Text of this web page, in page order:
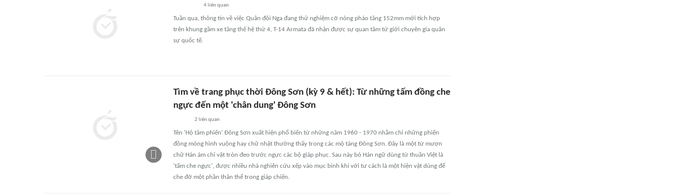
4 liên quan
Tuần qua, thông tin về việc Quân đội Nga đang thử nghiệm cỡ nòng pháo tăng 152mm mới tích hợp
trên khung gầm xe tăng thế hệ thứ 4, T-14 Armata đã nhận được sự quan tâm từ giới chuyên gia quân
sự quốc tế.
Tìm về trang phục thời Đông Sơn (kỳ 9 & hết): Từ những tấm đồng che
ngực đến một 'chân dung' Đông Sơn
2 liên quan
Tên 'Hộ tâm phiến' Đông Sơn xuất hiện phổ biến từ những năm 1960 - 1970 nhằm chỉ những phiến
đồng mỏng hình vuông hay chữ nhật thường thấy trong các mộ táng Đông Sơn. Đây là một từ mượn
chữ Hán ám chỉ vật tròn đeo trước ngực các bộ giáp phục. Sau này bỏ Hán ngữ dùng từ thuần Việt là
'tấm che ngực', được nhiều nhà nghiên cứu xếp vào mục binh khí với tư cách là một hiện vật dùng để
che đỡ một phần thân thể trong giáp chiến.